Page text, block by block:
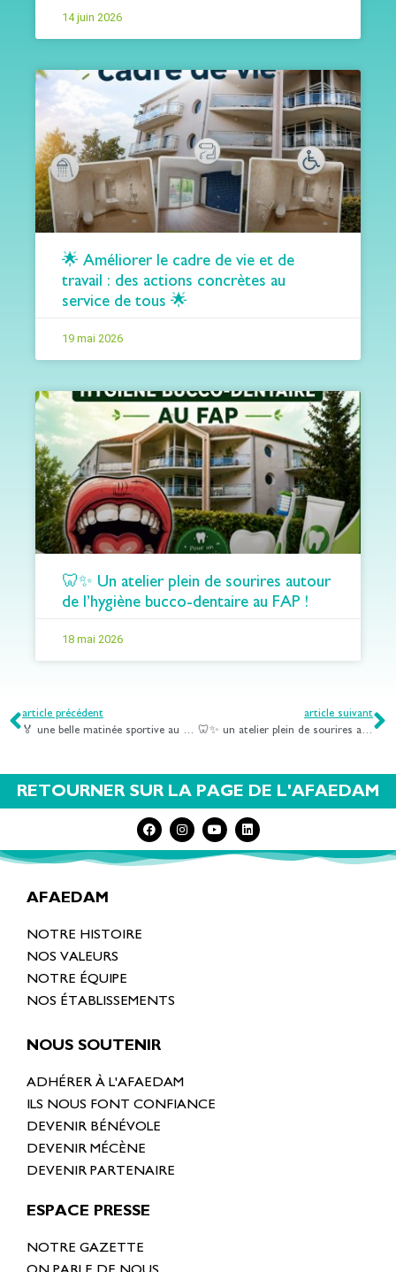
14 juin 2026
🌟 Améliorer le cadre de vie et de
travail : des actions concrètes au
service de tous 🌟
19 mai 2026
🦷✨ Un atelier plein de sourires autour
de l’hygiène bucco-dentaire au FAP !
18 mai 2026
article précédent
🏅 une belle matinée sportive au galaxie d’amnéville !
article suivant
🦷✨ un atelier plein de sourires autour de l’hygiène bucco-dentaire au fap !
RETOURNER SUR LA PAGE DE L'AFAEDAM
AFAEDAM
NOTRE HISTOIRE
NOS VALEURS
NOTRE ÉQUIPE
NOS ÉTABLISSEMENTS
NOUS SOUTENIR
ADHÉRER À L'AFAEDAM
ILS NOUS FONT CONFIANCE
DEVENIR BÉNÉVOLE
DEVENIR MÉCÈNE
DEVENIR PARTENAIRE
ESPACE PRESSE
NOTRE GAZETTE
ON PARLE DE NOUS